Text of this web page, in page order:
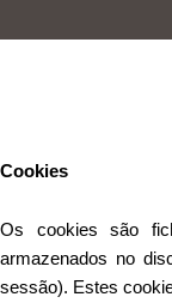
Cookies
Os cookies são
armazenados no
sessão). Estes